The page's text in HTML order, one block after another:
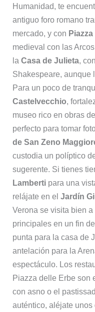
Humanidad, te
antiguo foro romano
mercado, y con
medieval con las
la Casa de Julieta,
Shakespeare, aunque
Para un poco de
Castelvecchio,
museo rico en obras
perfecto para tomar
de San Zeno
custodia un políptico
sugerente. Si tienes
Lambertipara una
relájate en el Jardín
Verona se visita bien
principales en un fin
punta para la casa de
antelación para la
espectáculo. Los
Piazza delle Erbe son
con asno o el
auténtico, aléjate unos